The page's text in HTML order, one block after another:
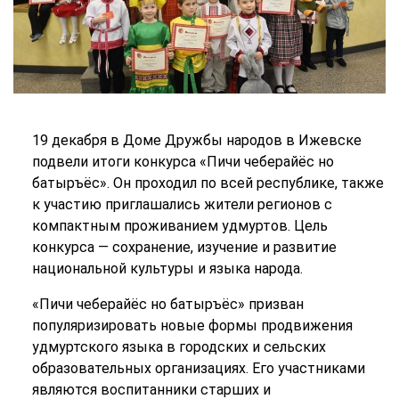
19 декабря в Доме Дружбы народов в Ижевске
подвели итоги конкурса «Пичи чеберайёс но
батыръёс». Он проходил по всей республике, также
к участию приглашались жители регионов с
компактным проживанием удмуртов. Цель
конкурса — сохранение, изучение и развитие
национальной культуры и языка народа.
«Пичи чеберайёс но батыръёс» призван
популяризировать новые формы продвижения
удмуртского языка в городских и сельских
образовательных организациях. Его участниками
являются воспитанники старших и